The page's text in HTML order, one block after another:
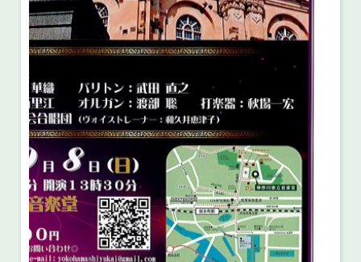
・ 芸術参与
・ 建築見学ツアー